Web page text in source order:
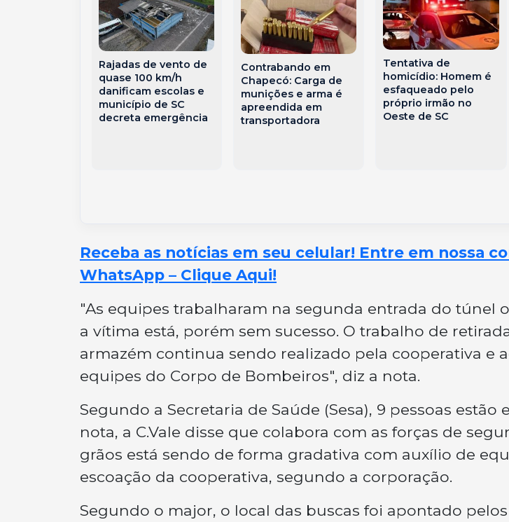
Rajadas de vento de
quase 100 km/h
danificam escolas e
município de SC
decreta emergência
Contrabando em
Chapecó: Carga de
munições e arma é
apreendida em
transportadora
Tentativa de
homicídio: Homem é
esfaqueado pelo
próprio irmão no
Oeste de SC
Receba as notícias em seu celular! Entre em nossa
WhatsApp – Clique Aqui!
"As equipes trabalharam na segunda entrada do túnel
a vítima está, porém sem sucesso. O trabalho de
armazém continua sendo realizado pela cooperativa e
equipes do Corpo de Bombeiros", diz a nota.
Segundo a Secretaria de Saúde (Sesa), 9 pessoas estão
nota, a C.Vale disse que colabora com as forças de
grãos está sendo de forma gradativa com auxílio de
escoação da cooperativa, segundo a corporação.
Segundo o major, o local das buscas foi apontado